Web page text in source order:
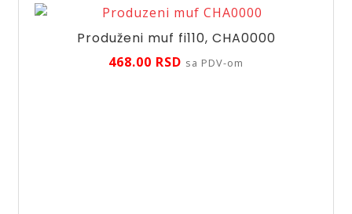
Produženi muf fi110, CHA0000
468.00 RSD sa PDV-om